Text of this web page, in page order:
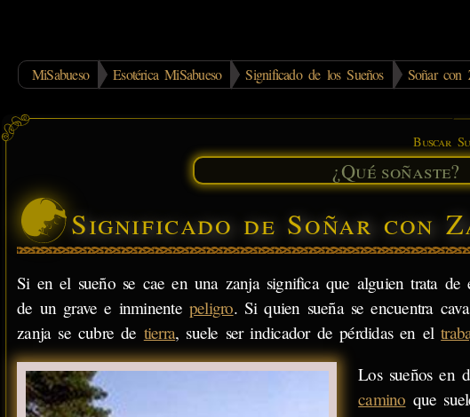
MiSabueso Esotérica MiSabueso Significado de los Sueños Soñar con
Buscar
Significado de Soñar con
Si en el sueño se cae en una zanja significa que alguien trata de
de un grave e inminente peligro. Si quien sueña se encuentra
zanja se cubre de tierra, suele ser indicador de pérdidas en el
Los sueños en
camino que